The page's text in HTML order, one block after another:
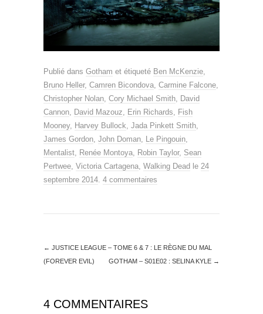
Publié dans Gotham et étiqueté Ben McKenzie
Bruno Heller, Camren Bicondova Carmine Falcone
Christopher Nolan Cory Michael Smith David
Cannon David Mazouz Erin Richards
Fish
Mooney, Harvey Bullock Jada Pinkett Smith
James Gordon John Doman Le Pingouin
Mentalist Renée Montoya Robin Taylor, Sean
Pertwee Victoria Cartagena Walking Dead le 24
septembre 2014 4 commentaires
← JUSTICE LEAGUE – TOME 6 & 7 : LE RÈGNE DU MAL
(FOREVER EVIL)
GOTHAM – S01E02 : SELINA KYLE →
4 COMMENTAIRES